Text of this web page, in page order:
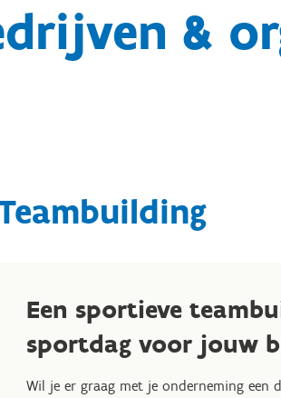
&
Een sportieve
sportdag voor jouw
Wil je er graag met je onderneming een